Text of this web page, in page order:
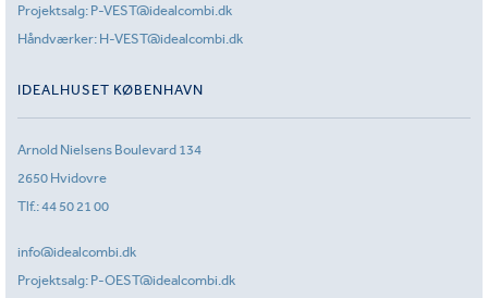
Projektsalg: P-VEST@idealcombi.dk
Håndværker: H-VEST@idealcombi.dk
IDEALHUSET KØBENHAVN
Arnold Nielsens Boulevard 134
2650 Hvidovre
Tlf.:44 50 21 00
info@idealcombi.dk
Projektsalg: P-OEST@idealcombi.dk